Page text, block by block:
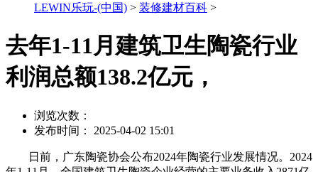
LEWIN乐玩-(中国) > 装修建材百科 >
去年1-11月建筑卫生陶瓷行业
利润总额138.2亿元，
浏览次数：
发布时间： 2025-04-02 15:01
日前，广东陶瓷协会公布2024年陶瓷行业发展情况。2024